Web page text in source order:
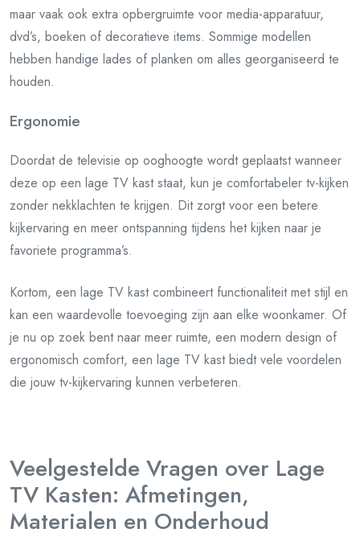
maar vaak ook extra opbergruimte voor media-apparatuur,
dvd’s, boeken of decoratieve items. Sommige modellen
hebben handige lades of planken om alles georganiseerd te
houden.
Ergonomie
Doordat de televisie op ooghoogte wordt geplaatst wanneer
deze op een lage TV kast staat, kun je comfortabeler tv-kijken
zonder nekklachten te krijgen. Dit zorgt voor een betere
kijkervaring en meer ontspanning tijdens het kijken naar je
favoriete programma’s.
Kortom, een lage TV kast combineert functionaliteit met stijl en
kan een waardevolle toevoeging zijn aan elke woonkamer. Of
je nu op zoek bent naar meer ruimte, een modern design of
ergonomisch comfort, een lage TV kast biedt vele voordelen
die jouw tv-kijkervaring kunnen verbeteren.
Veelgestelde Vragen over Lage
TV Kasten: Afmetingen,
Materialen en Onderhoud